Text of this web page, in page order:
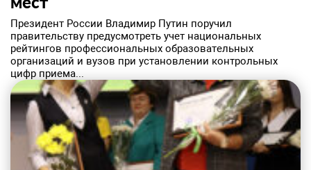
Президент России Владимир Путин поручил
правительству предусмотреть учет национальных
рейтингов профессиональных образовательных
организаций и вузов при установлении контрольных
цифр приема...